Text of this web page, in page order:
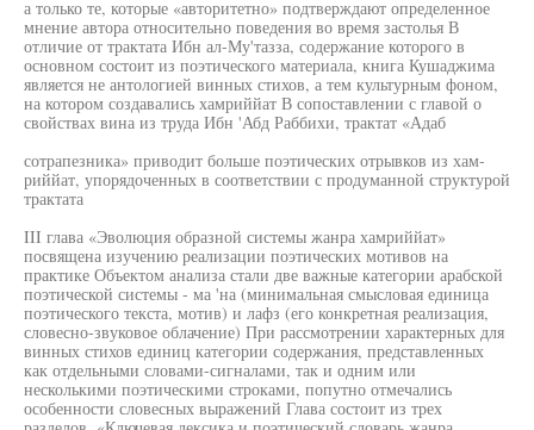
а только те, которые «авторитетно» подтверждают определенное
мнение автора относительно поведения во время застолья В
отличие от трактата Ибн ал-Му'тазза, содержание которого в
основном состоит из поэтического материала, книга Кушаджима
является не антологией винных стихов, а тем культурным фоном,
на котором создавались хамриййат В сопоставлении с главой о
свойствах вина из труда Ибн 'Абд Раббихи, трактат «Адаб
сотрапезника» приводит больше поэтических отрывков из хам-
риййат, упорядоченных в соответствии с продуманной структурой
трактата
III глава «Эволюция образной системы жанра хамриййат»
посвящена изучению реализации поэтических мотивов на
практике Объектом анализа стали две важные категории арабской
поэтической системы - ма 'на (минимальная смысловая единица
поэтического текста, мотив) и лафз (его конкретная реализация,
словесно-звуковое облачение) При рассмотрении характерных для
винных стихов единиц категории содержания, представленных
как отдельными словами-сигналами, так и одним или
несколькими поэтическими строками, попутно отмечались
особенности словесных выражений Глава состоит из трех